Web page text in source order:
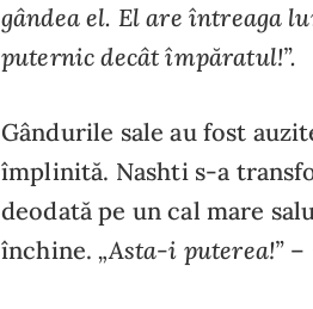
gândea el. El are întreaga
puternic decât împăratul!”.
Gândurile sale au fost
împlinită. Nashti s-a
deodată pe un cal mare
închine.„Asta-i puterea!” –